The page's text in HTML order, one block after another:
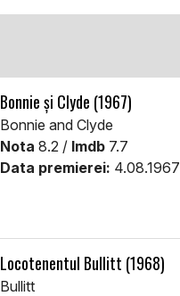
Bonnie și Clyde (1967)
Bonnie and Clyde
Nota 8.2 / Imdb 7.7
Data premierei: 4.08.1967
Locotenentul Bullitt (1968)
Bullitt